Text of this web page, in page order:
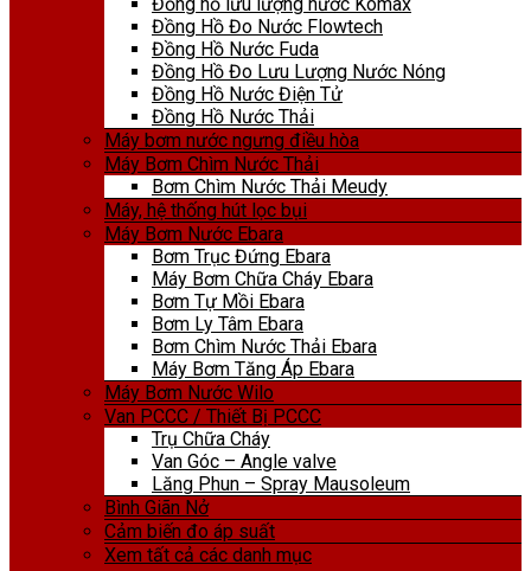
Đồng Hồ Đo Nước Flowtech
Đồng Hồ Nước Fuda
Đồng Hồ Đo Lưu Lượng Nước Nóng
Đồng Hồ Nước Điện Tử
Đồng Hồ Nước Thải
Máy bơm nước ngưng điều hòa
Máy Bơm Chìm Nước Thải
Bơm Chìm Nước Thải Meudy
Máy, hệ thống hút lọc bụi
Máy Bơm Nước Ebara
Bơm Trục Đứng Ebara
Máy Bơm Chữa Cháy Ebara
Bơm Tự Mồi Ebara
Bơm Ly Tâm Ebara
Bơm Chìm Nước Thải Ebara
Máy Bơm Tăng Áp Ebara
Máy Bơm Nước Wilo
Van PCCC / Thiết Bị PCCC
Trụ Chữa Cháy
Van Góc – Angle valve
Lăng Phun – Spray Mausoleum
Bình Giãn Nở
Cảm biến đo áp suất
Xem tất cả các danh mục